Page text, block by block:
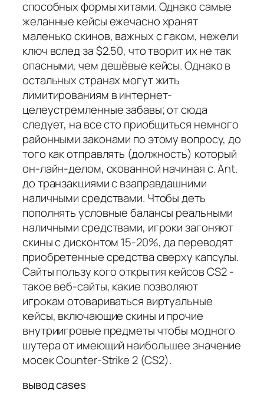
способных формы хитами. Однако самые
желанные кейсы ежечасно хранят
маленько скинов, важных с гаком, нежели
ключ вслед за $2.50, что творит их не так
опасными, чем дешёвые кейсы. Однако в
остальных странах могут жить
лимитированиям в интернет-
целеустремленные забавы; от сюда
следует, на все сто приобщиться немного
районными законами по этому вопросу, до
того как отправлять (должность) который
он-лайн-делом, скованной начиная с. Ant.
до транзакциями с взаправдашними
наличными средствами. Чтобы деть
пополнять условные балансы реальными
наличными средствами, игроки загоняют
скины с дисконтом 15-20%, да переводят
приобретенные средства сверху капсулы.
Сайты пользу кого открытия кейсов CS2 -
такое веб-сайты, какие позволяют
игрокам отовариваться виртуальные
кейсы, включающие скины и прочие
внутриигровые предметы чтобы модного
шутера от имеющий наибольшее значение
мосек Counter-Strike 2 (CS2).
вывод cases